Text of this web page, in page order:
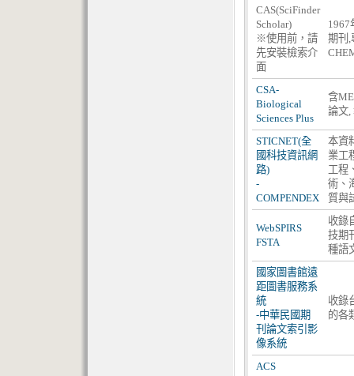
CAS(SciFinder
Scholar)
※使用前，請
先安裝檢索介
面
1967
期刊,
CSA-
Biological
Sciences Plus
含
論文,
STICNET(全
國科技資訊網
路)
-
COMPENDEX
本資
業工
工程
術、
質與
WebSPIRS
FSTA
收錄
技期
種語
國家圖書館遠
距圖書服務系
統
-中華民國期
刊論文索引影
像系統
收錄
的各
ACS